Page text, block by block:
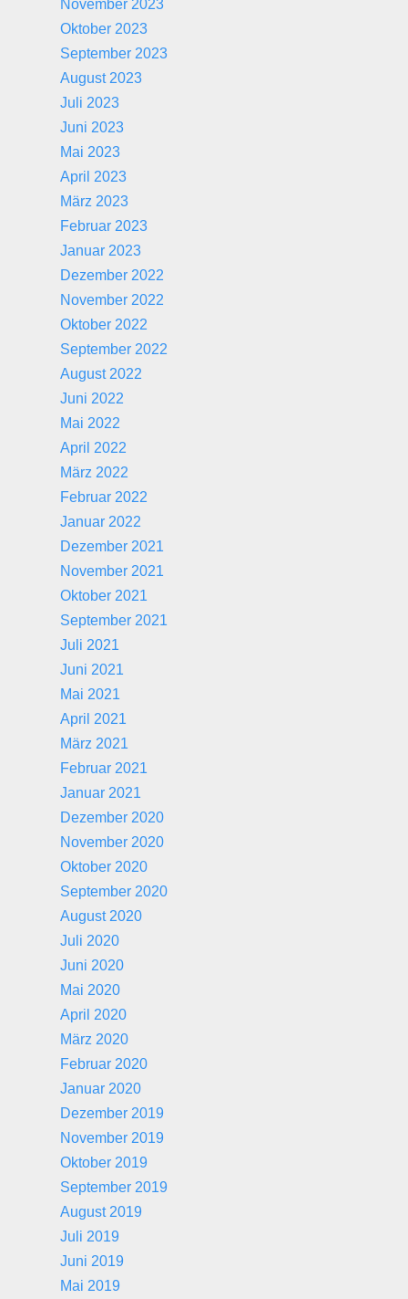
November 2023
Oktober 2023
September 2023
August 2023
Juli 2023
Juni 2023
Mai 2023
April 2023
März 2023
Februar 2023
Januar 2023
Dezember 2022
November 2022
Oktober 2022
September 2022
August 2022
Juni 2022
Mai 2022
April 2022
März 2022
Februar 2022
Januar 2022
Dezember 2021
November 2021
Oktober 2021
September 2021
Juli 2021
Juni 2021
Mai 2021
April 2021
März 2021
Februar 2021
Januar 2021
Dezember 2020
November 2020
Oktober 2020
September 2020
August 2020
Juli 2020
Juni 2020
Mai 2020
April 2020
März 2020
Februar 2020
Januar 2020
Dezember 2019
November 2019
Oktober 2019
September 2019
August 2019
Juli 2019
Juni 2019
Mai 2019